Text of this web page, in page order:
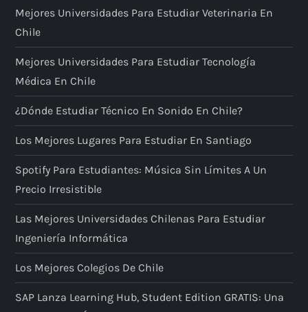
Mejores Universidades Para Estudiar Veterinaria En
Chile
Mejores Universidades Para Estudiar Tecnología
Médica En Chile
¿Dónde Estudiar Técnico En Sonido En Chile?
Los Mejores Lugares Para Estudiar En Santiago
Spotify Para Estudiantes: Música Sin Límites A Un
Precio Irresistible
Las Mejores Universidades Chilenas Para Estudiar
Ingeniería Informática
Los Mejores Colegios De Chile
SAP Lanza Learning Hub, Student Edition GRATIS: Una